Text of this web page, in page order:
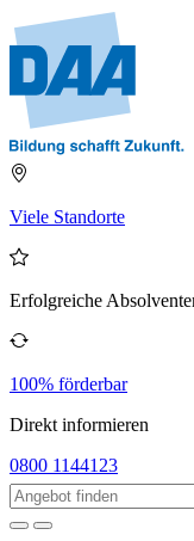
Viele Standorte
Erfolgreiche
100% förderbar
Direkt informieren
0800 1144123